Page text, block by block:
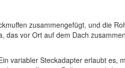
zusammengefügt, und die
das vor Ort auf dem Dach
variabler Steckadapter erlaubt es,